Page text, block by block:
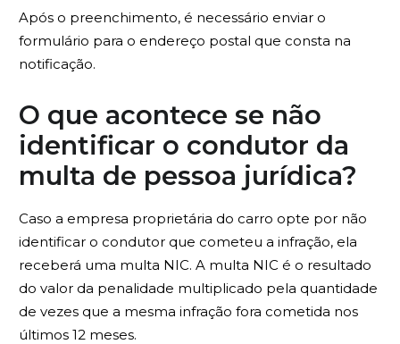
Após o preenchimento, é necessário enviar o
formulário para o endereço postal que consta na
notificação.
O que acontece se não
identificar o condutor da
multa de pessoa jurídica?
Caso a empresa proprietária do carro opte por não
identificar o condutor que cometeu a infração, ela
receberá uma multa NIC. A multa NIC é o resultado
do valor da penalidade multiplicado pela quantidade
de vezes que a mesma infração fora cometida nos
últimos 12 meses.